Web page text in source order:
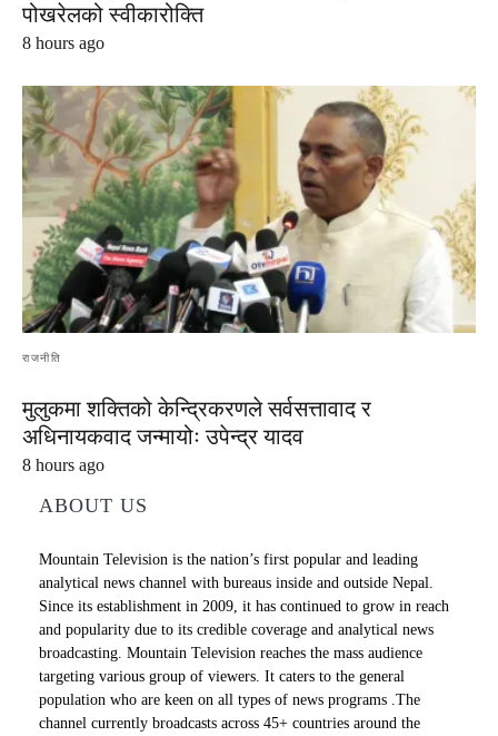
पोखरेलको स्वीकारोक्ति
8 hours ago
राजनीति
मुलुकमा शक्तिको केन्द्रिकरणले सर्वसत्तावाद र
अधिनायकवाद जन्मायोः उपेन्द्र यादव
8 hours ago
ABOUT US
Mountain Television is the nation’s first popular and leading
analytical news channel with bureaus inside and outside Nepal.
Since its establishment in 2009, it has continued to grow in reach
and popularity due to its credible coverage and analytical news
broadcasting. Mountain Television reaches the mass audience
targeting various group of viewers. It caters to the general
population who are keen on all types of news programs .The
channel currently broadcasts across 45+ countries around the